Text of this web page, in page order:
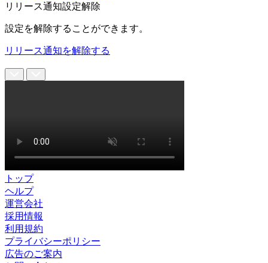
リリース通知設定解除
設定を解除することができます。
リリース通知を解除する
トップ
ヘルプ
運営会社
採用情報
利用規約
プライバシーポリシー
広告のご案内